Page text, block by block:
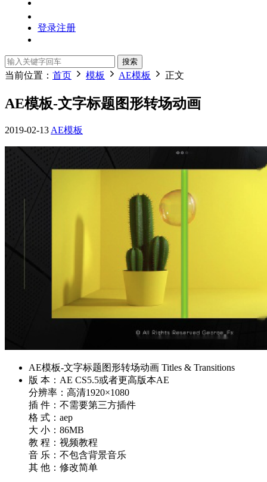
登录注册
搜索
当前位置： 首页 模板 AE模板 正文
AE模板-文字标题图形转场动画
2019-02-13AE模板
AE模板-文字标题图形转场动画 Titles & Transitions
版 本：AE CS5.5或者更高版本AE
分辨率：高清1920×1080
插 件：不需要第三方插件
格 式：aep
大 小：86MB
教 程：视频教程
音 乐：不包含背景音乐
其 他：修改简单